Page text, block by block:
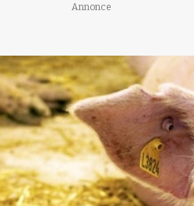
Annonce